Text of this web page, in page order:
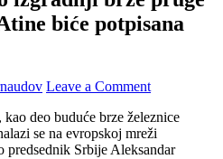
biće potpisana
Leave a Comment
deo buduće brze železnice
se na evropskoj mreži
predsednik Srbije Aleksandar